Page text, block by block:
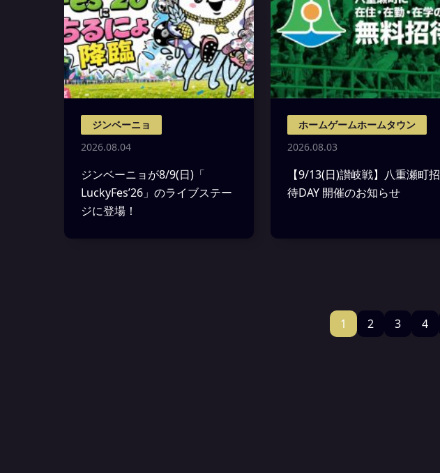
ジンベーニョ
2026.08.04
ジンベーニョが8/9(日)「
LuckyFes’26」のライブステー
ジに登場！
ホームゲームホームタウン
2026.08.03
【9/13(日)讃岐戦】八重瀬町招
待DAY 開催のお知らせ
1 2 3 4